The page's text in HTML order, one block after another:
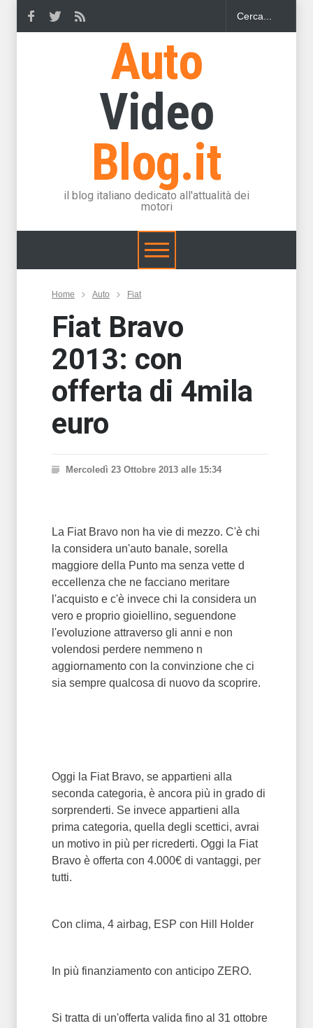
Auto
Video
Blog.it
il blog italiano dedicato all'attualità dei
motori
Home Auto Fiat
Fiat Bravo
2013: con
offerta di 4mila
euro
Mercoledì 23 Ottobre 2013 alle 15:34
La Fiat Bravo non ha vie di mezzo. C'è chi
la considera un'auto banale, sorella
maggiore della Punto ma senza vette d
eccellenza che ne facciano meritare
l'acquisto e c'è invece chi la considera un
vero e proprio gioiellino, seguendone
l'evoluzione attraverso gli anni e non
volendosi perdere nemmeno n
aggiornamento con la convinzione che ci
sia sempre qualcosa di nuovo da scoprire.
Oggi la Fiat Bravo, se appartieni alla
seconda categoria, è ancora più in grado di
sorprenderti. Se invece appartieni alla
prima categoria, quella degli scettici, avrai
un motivo in più per ricrederti. Oggi la Fiat
Bravo è offerta con 4.000€ di vantaggi, per
tutti.
Con clima, 4 airbag, ESP con Hill Holder
In più finanziamento con anticipo ZERO.
Si tratta di un'offerta valida fino al 31 ottobre